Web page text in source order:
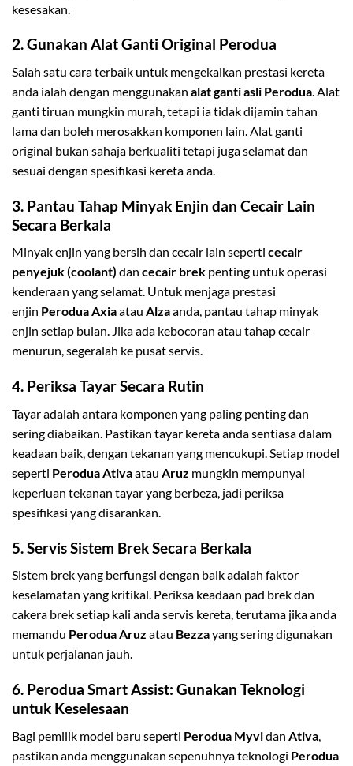
kesesakan.
2.Gunakan Alat Ganti Original Perodua
Salah satu cara terbaik untuk mengekalkan prestasi kereta
anda ialah dengan menggunakan alat ganti asli Perodua. Alat
ganti tiruan mungkin murah, tetapi ia tidak dijamin tahan
lama dan boleh merosakkan komponen lain. Alat ganti
original bukan sahaja berkualiti tetapi juga selamat dan
sesuai dengan spesifikasi kereta anda.
3. Pantau Tahap Minyak Enjin dan Cecair Lain
Secara Berkala
Minyak enjin yang bersih dan cecair lain seperti cecair
penyejuk (coolant) dan cecair brek penting untuk operasi
kenderaan yang selamat. Untuk menjaga prestasi
enjin Perodua Axiaatau Alzaanda, pantau tahap minyak
enjin setiap bulan. Jika ada kebocoran atau tahap cecair
menurun, segeralah ke pusat servis.
4. Periksa Tayar Secara Rutin
Tayar adalah antara komponen yang paling penting dan
sering diabaikan. Pastikan tayar kereta anda sentiasa dalam
keadaan baik, dengan tekanan yang mencukupi. Setiap model
seperti Perodua Ativaatau Aruz mungkin mempunyai
keperluan tekanan tayar yang berbeza, jadi periksa
spesifikasi yang disarankan.
5.Servis Sistem Brek Secara Berkala
Sistem brek yang berfungsi dengan baik adalah faktor
keselamatan yang kritikal. Periksa keadaan pad brek dan
cakera brek setiap kali anda servis kereta, terutama jika anda
memandu Perodua Aruz atau Bezzayang sering digunakan
untuk perjalanan jauh.
6. Perodua Smart Assist: Gunakan Teknologi
untuk Keselesaan
Bagi pemilik model baru seperti Perodua Myvidan Ativa
pastikan anda menggunakan sepenuhnya teknologi Perodua